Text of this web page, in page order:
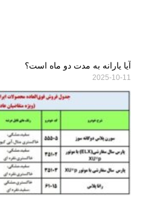
آیا یارانه به مدت دو ماه است؟
2025-10-11